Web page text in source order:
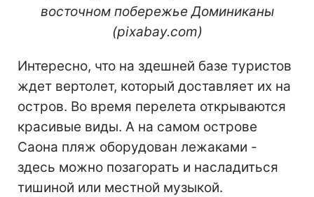
восточном побережье Доминиканы
(pixabay.com)
Интересно, что на здешней базе туристов
ждет вертолет, который доставляет их на
остров. Во время перелета открываются
красивые виды. А на самом острове
Саона пляж оборудован лежаками -
здесь можно позагорать и насладиться
тишиной или местной музыкой.